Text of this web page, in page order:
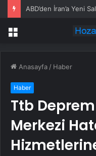
ABD’den İran’a Yeni
Menü
Anasayfa / Haber
Haber
Ttb
Merkezi